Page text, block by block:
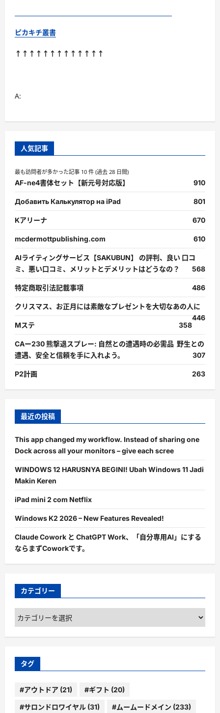
ピカキチ叢書
↑↑↑↑↑↑↑↑↑↑↑↑↑
A:
人気記事
最も訪問者が多かった記事 10 件 (過去 28 日間)
AF-ne4書体セット【新元号対応版】 910
Добавить Калькулятор на iPad 801
Kアリーナ 670
mcdermottpublishing.com 610
AIライティングサービス【SAKUBUN】 の評判、良い 口コ
ミ、悪い口コミ、メリットとデメリットはどうなの？
568
特定商取引法記載事項 486
クリスマス、お正月には素敵なプレゼントを大切なあの人に
446
Mステ
358
CAー230 熊撃退スプレー: 自然との遭遇時の必需品 野生との
遭遇、安全と信頼を手に入れよう。
307
P2計画 263
最近の投稿
This app changed my workflow. Instead of sharing one
Dock across all your monitors – give each scree
WINDOWS 12 HARUSNYA BEGINI! Ubah Windows 11 Jadi
Makin Keren
iPad mini 2 com Netflix
Windows K2 2026 – New Features Revealed!
Claude Cowork と ChatGPT Work、「自分専用AI」にする
ならまずCoworkです。
カテゴリー
カ
テ
ゴ
ー
タグ
#アウトドア (21) #ギフト (20)
#サロンドロワイヤル (31) #ムームードメイン (233)